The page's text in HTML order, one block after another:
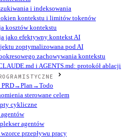
i indeksowania
kontekstu i limitów tokenów
kosztów kontekstu
jako efektywny kontekst AI
zoptymalizowana pod AI
zachowywania kontekstu
i AGENTS.md: protokół ablacji
PRD→Plan→Todo
sterowane celem
cykliczne
agentów
przepływu pracy